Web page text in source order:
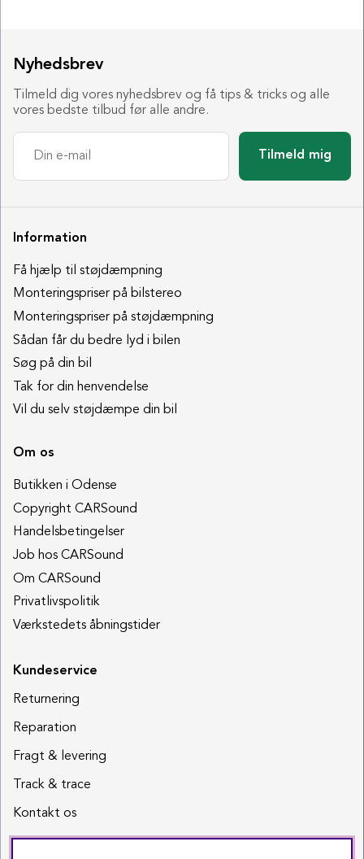
Nyhedsbrev
Tilmeld dig vores nyhedsbrev og få tips & tricks og alle
vores bedste tilbud før alle andre.
Tilmeld mig
Information
Få hjælp til støjdæmpning
Monteringspriser på bilstereo
Monteringspriser på støjdæmpning
Sådan får du bedre lyd i bilen
Søg på din bil
Tak for din henvendelse
Vil du selv støjdæmpe din bil
Om os
Butikken i Odense
Copyright CARSound
Handelsbetingelser
Job hos CARSound
Om CARSound
Privatlivspolitik
Værkstedets åbningstider
Kundeservice
Returnering
Reparation
Fragt & levering
Track & trace
Kontakt os